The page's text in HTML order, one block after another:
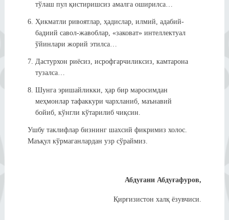
тўлаш пул қистиришсиз амалга оширилса…
Ҳикматли ривоятлар, ҳадислар, илмий, адабий-
бадиий савол-жавоблар, «заковат» интеллектуал
ўйинлари жорий этилса…
Дастурхон риёсиз, исрофгарчиликсиз, камтарона
тузалса…
Шунга эришайликки, ҳар бир маросимдан
меҳмонлар тафаккури чархланиб, маънавий
бойиб, кўнгли кўтарилиб чиқсин.
Ушбу таклифлар бизнинг шахсий фикримиз холос.
Маъқул кўрмаганлардан узр сўраймиз.
Абдуғани Абдуғафуров,
Қирғизистон халқ ёзувчиси.